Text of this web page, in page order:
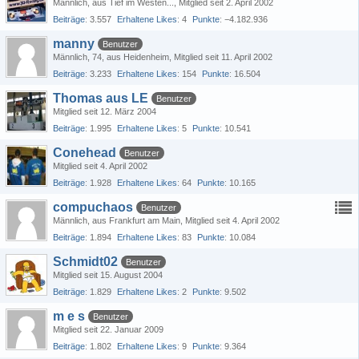
Männlich aus Tief im Westen...
Mitglied seit 2. April 2002
Beiträge 3.557 Erhaltene Likes 4 Punkte −4.182.936
manny
Benutzer
Männlich 74 aus Heidenheim Mitglied seit 11. April 2002
Beiträge 3.233 Erhaltene Likes 154 Punkte 16.504
Thomas aus LE
Benutzer
Mitglied seit 12. März 2004
Beiträge 1.995 Erhaltene Likes 5 Punkte 10.541
Conehead
Benutzer
Mitglied seit 4. April 2002
Beiträge 1.928 Erhaltene Likes 64 Punkte 10.165
compuchaos
Benutzer
Männlich aus Frankfurt am Main Mitglied seit 4. April 2002
Beiträge 1.894 Erhaltene Likes 83 Punkte 10.084
Schmidt02
Benutzer
Mitglied seit 15. August 2004
Beiträge 1.829 Erhaltene Likes 2 Punkte 9.502
m e s
Benutzer
Mitglied seit 22. Januar 2009
Beiträge 1.802 Erhaltene Likes 9 Punkte 9.364